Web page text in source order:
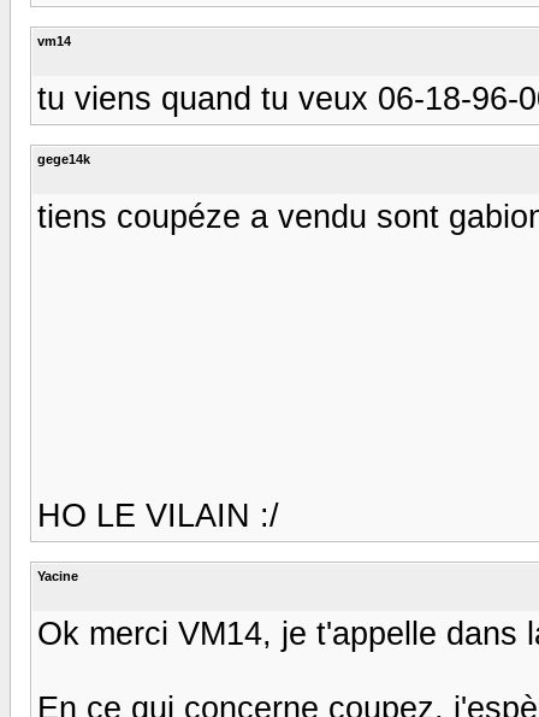
vm14
tu viens quand tu veux 06-18-96-
gege14k
tiens coupéze a vendu sont
HO LE VILAIN :/
Yacine
Ok merci VM14, je t'appelle dans
En ce qui concerne coupez,